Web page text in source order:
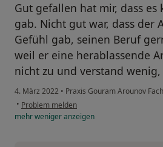
Gut gefallen hat mir, dass es
gab. Nicht gut war, dass der
Gefühl gab, seinen Beruf
weil er eine herablassende
nicht zu und verstand
4. März 2022 • Praxis Gouram Arounov
• Problem melden
mehrwenigeranzeigen